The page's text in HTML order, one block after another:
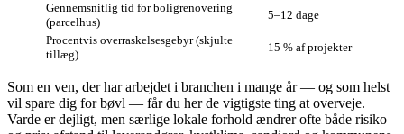
Gennemsnitlig tid for boligrenovering
(parcelhus)
5–12 dage
Procentvis overraskelsesgebyr (skjulte
tillæg)
15 % af projekter
Som en ven, der har arbejdet i branchen i mange år — og som helst
vil spare dig for bøvl — får du her de vigtigste ting at overveje.
Varde er dejligt, men særlige lokale forhold ændrer ofte både risiko